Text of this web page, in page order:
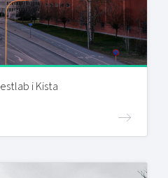
i Kista